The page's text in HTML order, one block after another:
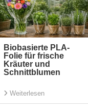
Biobasierte PLA-
Folie für frische
Kräuter und
Schnittblumen
Weiterlesen